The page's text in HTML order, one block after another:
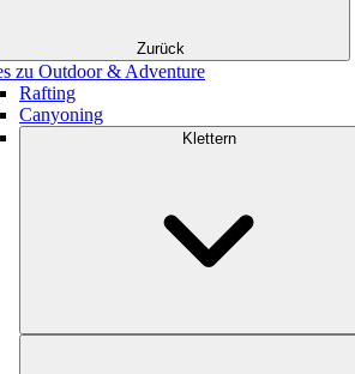
Zurück
zu Outdoor & Adventure
Rafting
Canyoning
Klettern